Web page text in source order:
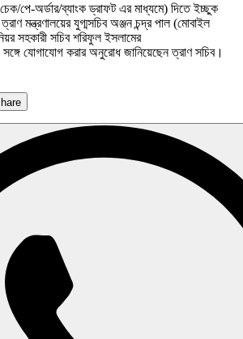
পে-অর্ডার/ব্যাংক ড্রাফট এর মাধ্যমে) দিতে ইচ্ছুক
মন্ত্রণালয়ের যুগ্মসচিব অঞ্জন চন্দ্র পাল (মোবাইল
সহকারী সচিব শরিফুল ইসলামের
যোগাযোগ করার অনুরোধ জানিয়েছেন ত্রাণ সচিব।